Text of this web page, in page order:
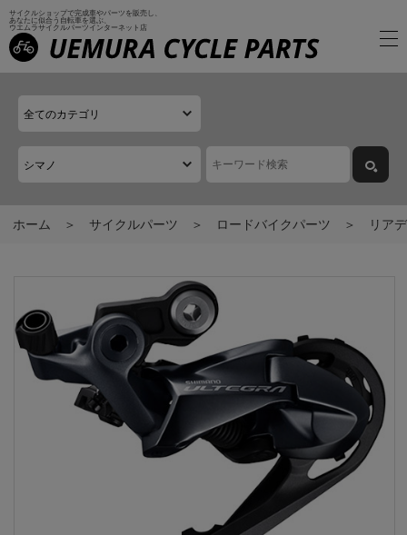
サイクルショップで完成車やパーツを販売し、
あなたに似合う自転車を選ぶ、
ウエムラサイクルパーツインターネット店
ホーム サイクルパーツ ロードバイクパーツ リア